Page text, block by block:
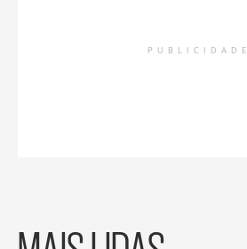
PUBLICIDADE